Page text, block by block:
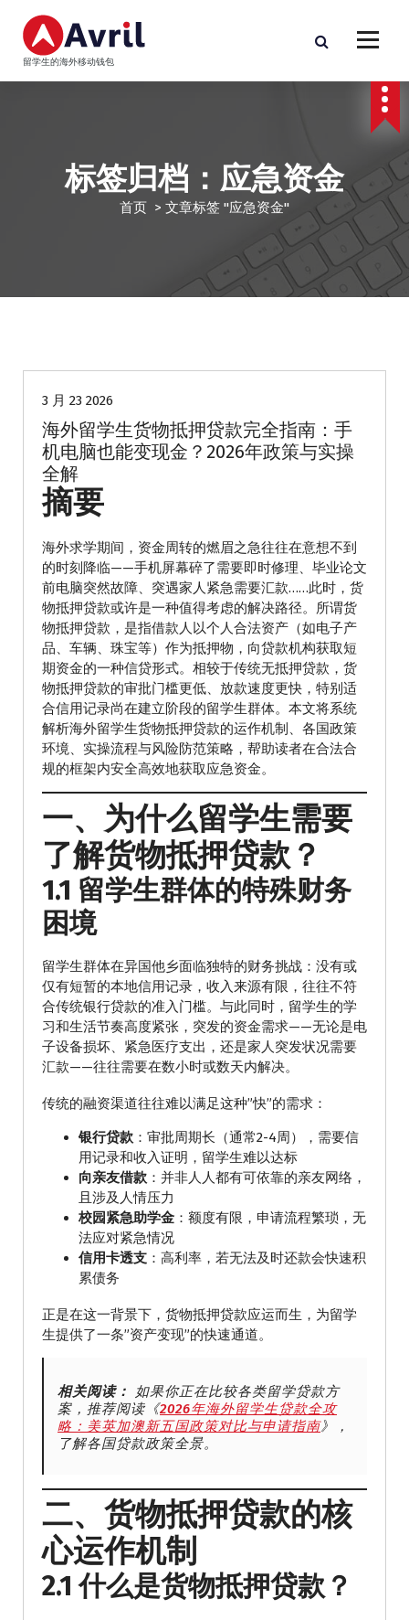
留学生的海外移动钱包
标签归档：应急资金
首页 > 文章标签 "应急资金"
3 月 23 2026
海外留学生货物抵押贷款完全指南：手
机电脑也能变现金？2026年政策与实操
全解
摘要
海外求学期间，资金周转的燃眉之急往往在意想不到
的时刻降临——手机屏幕碎了需要即时修理、毕业论文
前电脑突然故障、突遇家人紧急需要汇款……此时，货
物抵押贷款或许是一种值得考虑的解决路径。所谓货
物抵押贷款，是指借款人以个人合法资产（如电子产
品、车辆、珠宝等）作为抵押物，向贷款机构获取短
期资金的一种信贷形式。相较于传统无抵押贷款，货
物抵押贷款的审批门槛更低、放款速度更快，特别适
合信用记录尚在建立阶段的留学生群体。本文将系统
解析海外留学生货物抵押贷款的运作机制、各国政策
环境、实操流程与风险防范策略，帮助读者在合法合
规的框架内安全高效地获取应急资金。
一、为什么留学生需要
了解货物抵押贷款？
1.1 留学生群体的特殊财务
困境
留学生群体在异国他乡面临独特的财务挑战：没有或
仅有短暂的本地信用记录，收入来源有限，往往不符
合传统银行贷款的准入门槛。与此同时，留学生的学
习和生活节奏高度紧张，突发的资金需求——无论是电
子设备损坏、紧急医疗支出，还是家人突发状况需要
汇款——往往需要在数小时或数天内解决。
传统的融资渠道往往难以满足这种”快”的需求：
银行贷款 ：审批周期长（通常2-4周），需要信
用记录和收入证明，留学生难以达标
向亲友借款 ：并非人人都有可依靠的亲友网络，
且涉及人情压力
校园紧急助学金 ：额度有限，申请流程繁琐，无
法应对紧急情况
信用卡透支 ：高利率，若无法及时还款会快速积
累债务
正是在这一背景下，货物抵押贷款应运而生，为留学
生提供了一条”资产变现”的快速通道。
相关阅读：
如果你正在比较各类留学贷款方
案，推荐阅读《2026年海外留学生贷款全攻
略：美英加澳新五国政策对比与申请指南》，
了解各国贷款政策全景。
二、货物抵押贷款的核
心运作机制
2.1 什么是货物抵押贷款？